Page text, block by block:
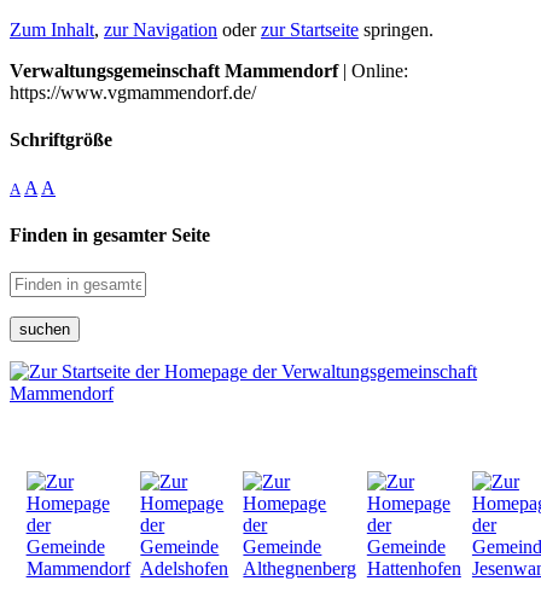
Zum Inhalt, zur Navigation oderzur Startseite springen.
Verwaltungsgemeinschaft Mammendorf| Online:
https://www.vgmammendorf.de/
Schriftgröße
A A A
Finden in gesamter Seite
suchen